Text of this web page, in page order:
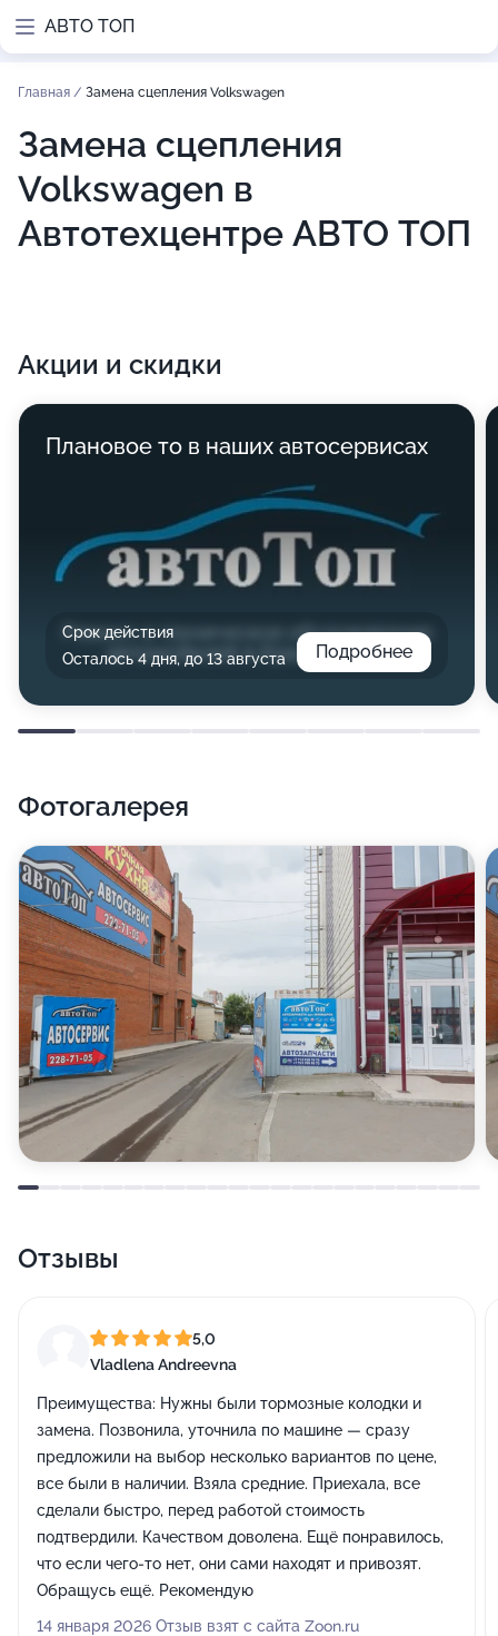
АВТО ТОП
Главная / Замена сцепления Volkswagen
Замена сцепления
Volkswagen в
Автотехцентре АВТО ТОП
Акции и скидки
Плановое то в наших автосервисах
Срок действия
Осталось 4 дня, до 13 августа
Подробнее
Фотогалерея
Отзывы
5,0
Vladlena Andreevna
Преимущества: Нужны были тормозные колодки и
замена. Позвонила, уточнила по машине — сразу
предложили на выбор несколько вариантов по цене,
все были в наличии. Взяла средние. Приехала, все
сделали быстро, перед работой стоимость
подтвердили. Качеством доволена. Ещё понравилось,
что если чего-то нет, они сами находят и привозят.
Обращусь ещё. Рекомендую
14 января 2026 Отзыв взят с сайта Zoon.ru